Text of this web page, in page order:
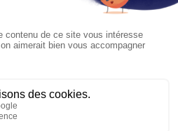
en Uruguay, Argentine et